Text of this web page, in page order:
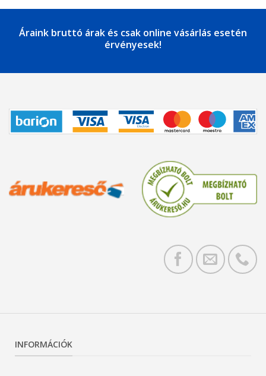
Áraink bruttó árak és csak online vásárlás esetén
érvényesek!
INFORMÁCIÓK